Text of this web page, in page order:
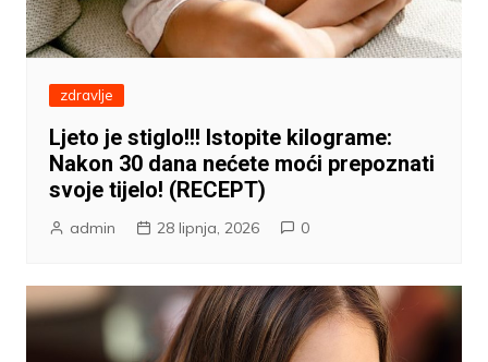
zdravlje
Ljeto je stiglo!!! Istopite kilograme:
Nakon 30 dana nećete moći prepoznati
svoje tijelo! (RECEPT)
admin 28 lipnja, 2026 0